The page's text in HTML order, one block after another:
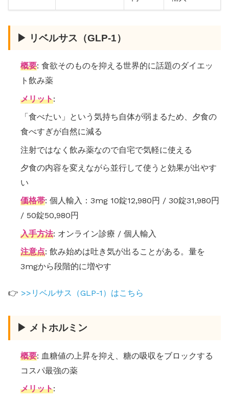
▶ リベルサス（GLP-1）
概要: 食欲そのものを抑える世界的に話題のダイエッ
ト飲み薬
メリット:
「食べたい」という気持ち自体が弱まるため、夕食の
食べすぎが自然に減る
注射ではなく飲み薬なので自宅で気軽に使える
夕食の内容を変えながら並行して使うと効果が出やす
い
価格帯: 個人輸入：3mg 10錠12,980円 / 30錠31,980円
/ 50錠50,980円
入手方法: オンライン診療 / 個人輸入
注意点: 飲み始めは吐き気が出ることがある。量を
3mgから段階的に増やす
👉 >>リベルサス（GLP-1）はこちら
▶ メトホルミン
概要: 血糖値の上昇を抑え、糖の吸収をブロックする
コスパ最強の薬
メリット: